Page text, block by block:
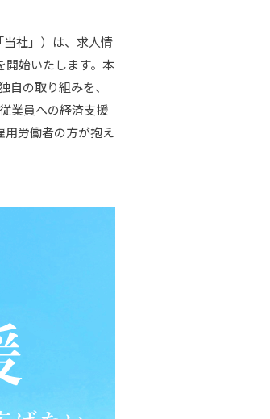
当社」）は、求人情
開始いたします。本
の取り組みを、
業員への経済支援
労働者の方が抱え